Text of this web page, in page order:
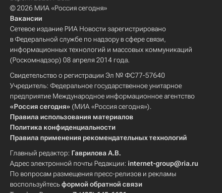
© 2026 МИА «Россия сегодня»
Вакансии
Сетевое издание РИА Новости зарегистрировано
в Федеральной службе по надзору в сфере связи,
информационных технологий и массовых коммуникаций
(Роскомнадзор) 08 апреля 2014 года.
Свидетельство о регистрации Эл № ФС77-57640
Учредитель: Федеральное государственное унитарное
предприятие Международное информационное агентство
«Россия сегодня» (МИА «Россия сегодня»).
Правила использования материалов
Политика конфиденциальности
Правила применения рекомендательных технологий
Главный редактор: Гаврилова А.В.
Адрес электронной почты Редакции: internet-group@ria.ru
По вопросам размещения пресс-релизов и рекламы
воспользуйтесьформой обратной связи